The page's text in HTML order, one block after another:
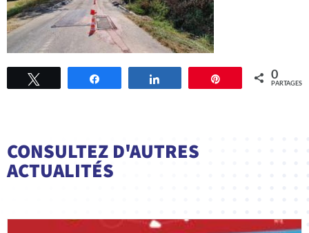
Épingle 0
PARTAGES
CONSULTEZ D'AUTRES
ACTUALITÉS